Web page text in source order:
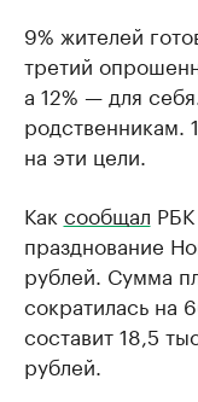
9% жителей
третий
а 12% — для
родственникам.
на эти цели.
Как сообщал
празднование
рублей. Сумма
сократилась на
составит 18,5
рублей.